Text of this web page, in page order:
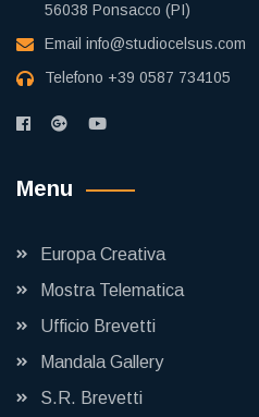
56038 Ponsacco (PI)
Email info@studiocelsus.com
Telefono +39 0587 734105
Menu
Europa Creativa
Mostra Telematica
Ufficio Brevetti
Mandala Gallery
S.R. Brevetti